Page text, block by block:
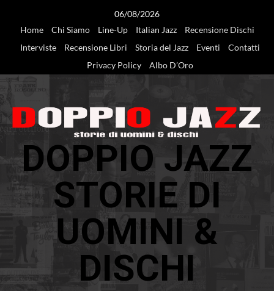
06/08/2026
Home
Chi Siamo Line-Up Italian Jazz
Recensione Dischi
Interviste
Recensione Libri Storia del Jazz Eventi
Contatti
Privacy Policy
Albo D’Oro
DOPPIO JAZZ
STORIE DI
UOMINI &
DISCHI